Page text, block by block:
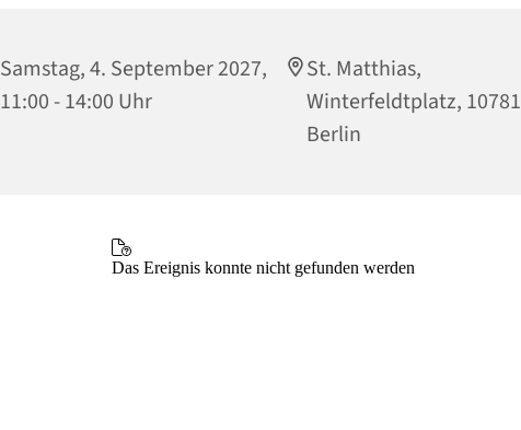
Samstag, 4. September 2027,
11:00 - 14:00 Uhr
St. Matthias,
Winterfeldtplatz, 10781
Berlin